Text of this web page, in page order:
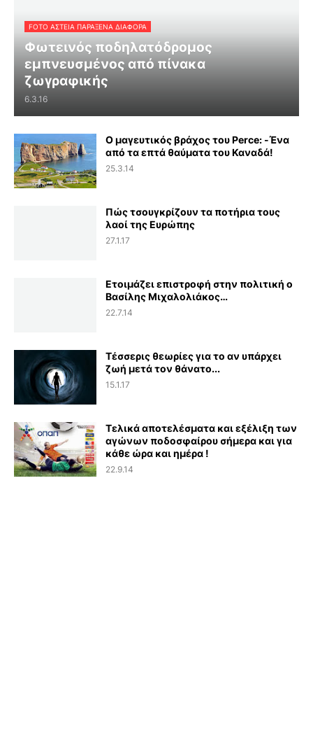
FOTO ΑΣΤΕΙΑ ΠΑΡΑΞΕΝΑ ΔΙΑΦΟΡΑ
Φωτεινός ποδηλατόδρομος
εμπνευσμένος από πίνακα
ζωγραφικής
6.3.16
Ο μαγευτικός βράχος του Perce: -Ένα
από τα επτά θαύματα του Καναδά!
25.3.14
Πώς τσουγκρίζουν τα ποτήρια τους
λαοί της Ευρώπης
27.1.17
Ετοιμάζει επιστροφή στην πολιτική ο
Βασίλης Μιχαλολιάκος…
22.7.14
Τέσσερις θεωρίες για το αν υπάρχει
ζωή μετά τον θάνατο...
15.1.17
Τελικά αποτελέσματα και εξέλιξη των
αγώνων ποδοσφαίρου σήμερα και για
κάθε ώρα και ημέρα !
22.9.14